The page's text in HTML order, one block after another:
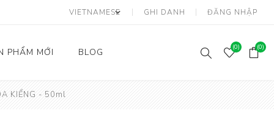
GHI DANH ĐĂNG NHẬP
PHẨM MỚI BLOG (0) (0)
KIỂNG - 50ml